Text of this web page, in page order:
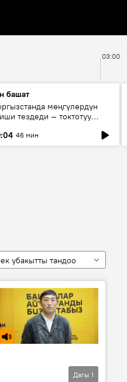
03:00
башат
мөңгүлөрдүн
тездеди — токтотуу
46 мин
убакытты тандоо
Дагы 1